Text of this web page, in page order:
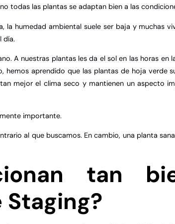
todas las plantas se adaptan bien a las
la humedad ambiental suele ser baja y muchas
día.
A nuestras plantas les da el sol en las horas en
aprendido que las plantas de hoja verde
mejor el clima seco y mantienen un aspecto
importante.
al que buscamos. En cambio, una planta
tan